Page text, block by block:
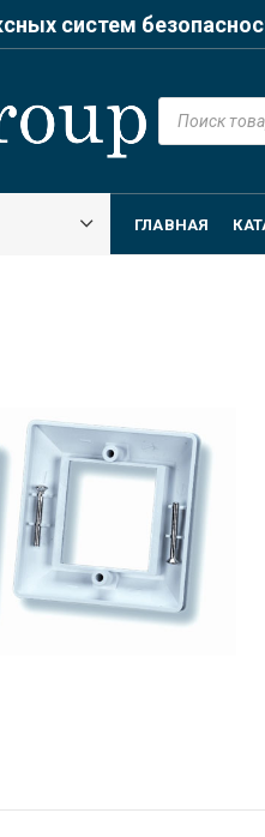
систем
Поиск
товаров
ГЛАВНАЯ